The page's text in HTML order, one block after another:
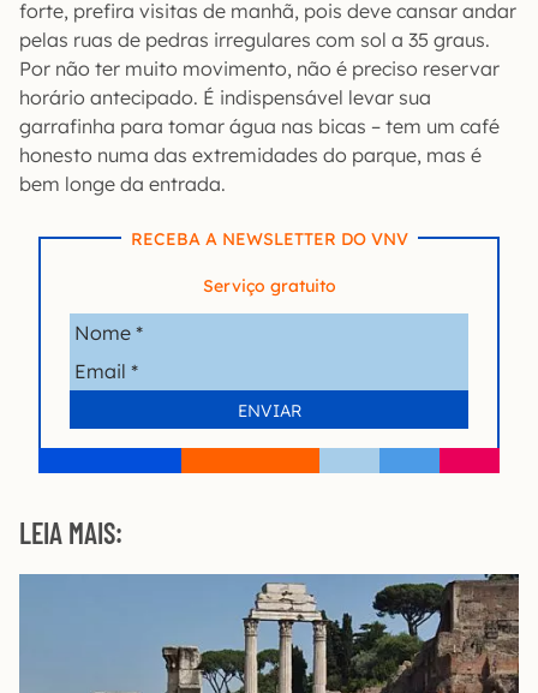
forte, prefira visitas de manhã, pois deve cansar andar
pelas ruas de pedras irregulares com sol a 35 graus.
Por não ter muito movimento, não é preciso reservar
horário antecipado. É indispensável levar sua
garrafinha para tomar água nas bicas – tem um café
honesto numa das extremidades do parque, mas é
bem longe da entrada.
RECEBA A NEWSLETTER DO VNV
Serviço gratuito
LEIA MAIS: